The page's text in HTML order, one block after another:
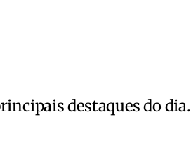
destaques do dia.